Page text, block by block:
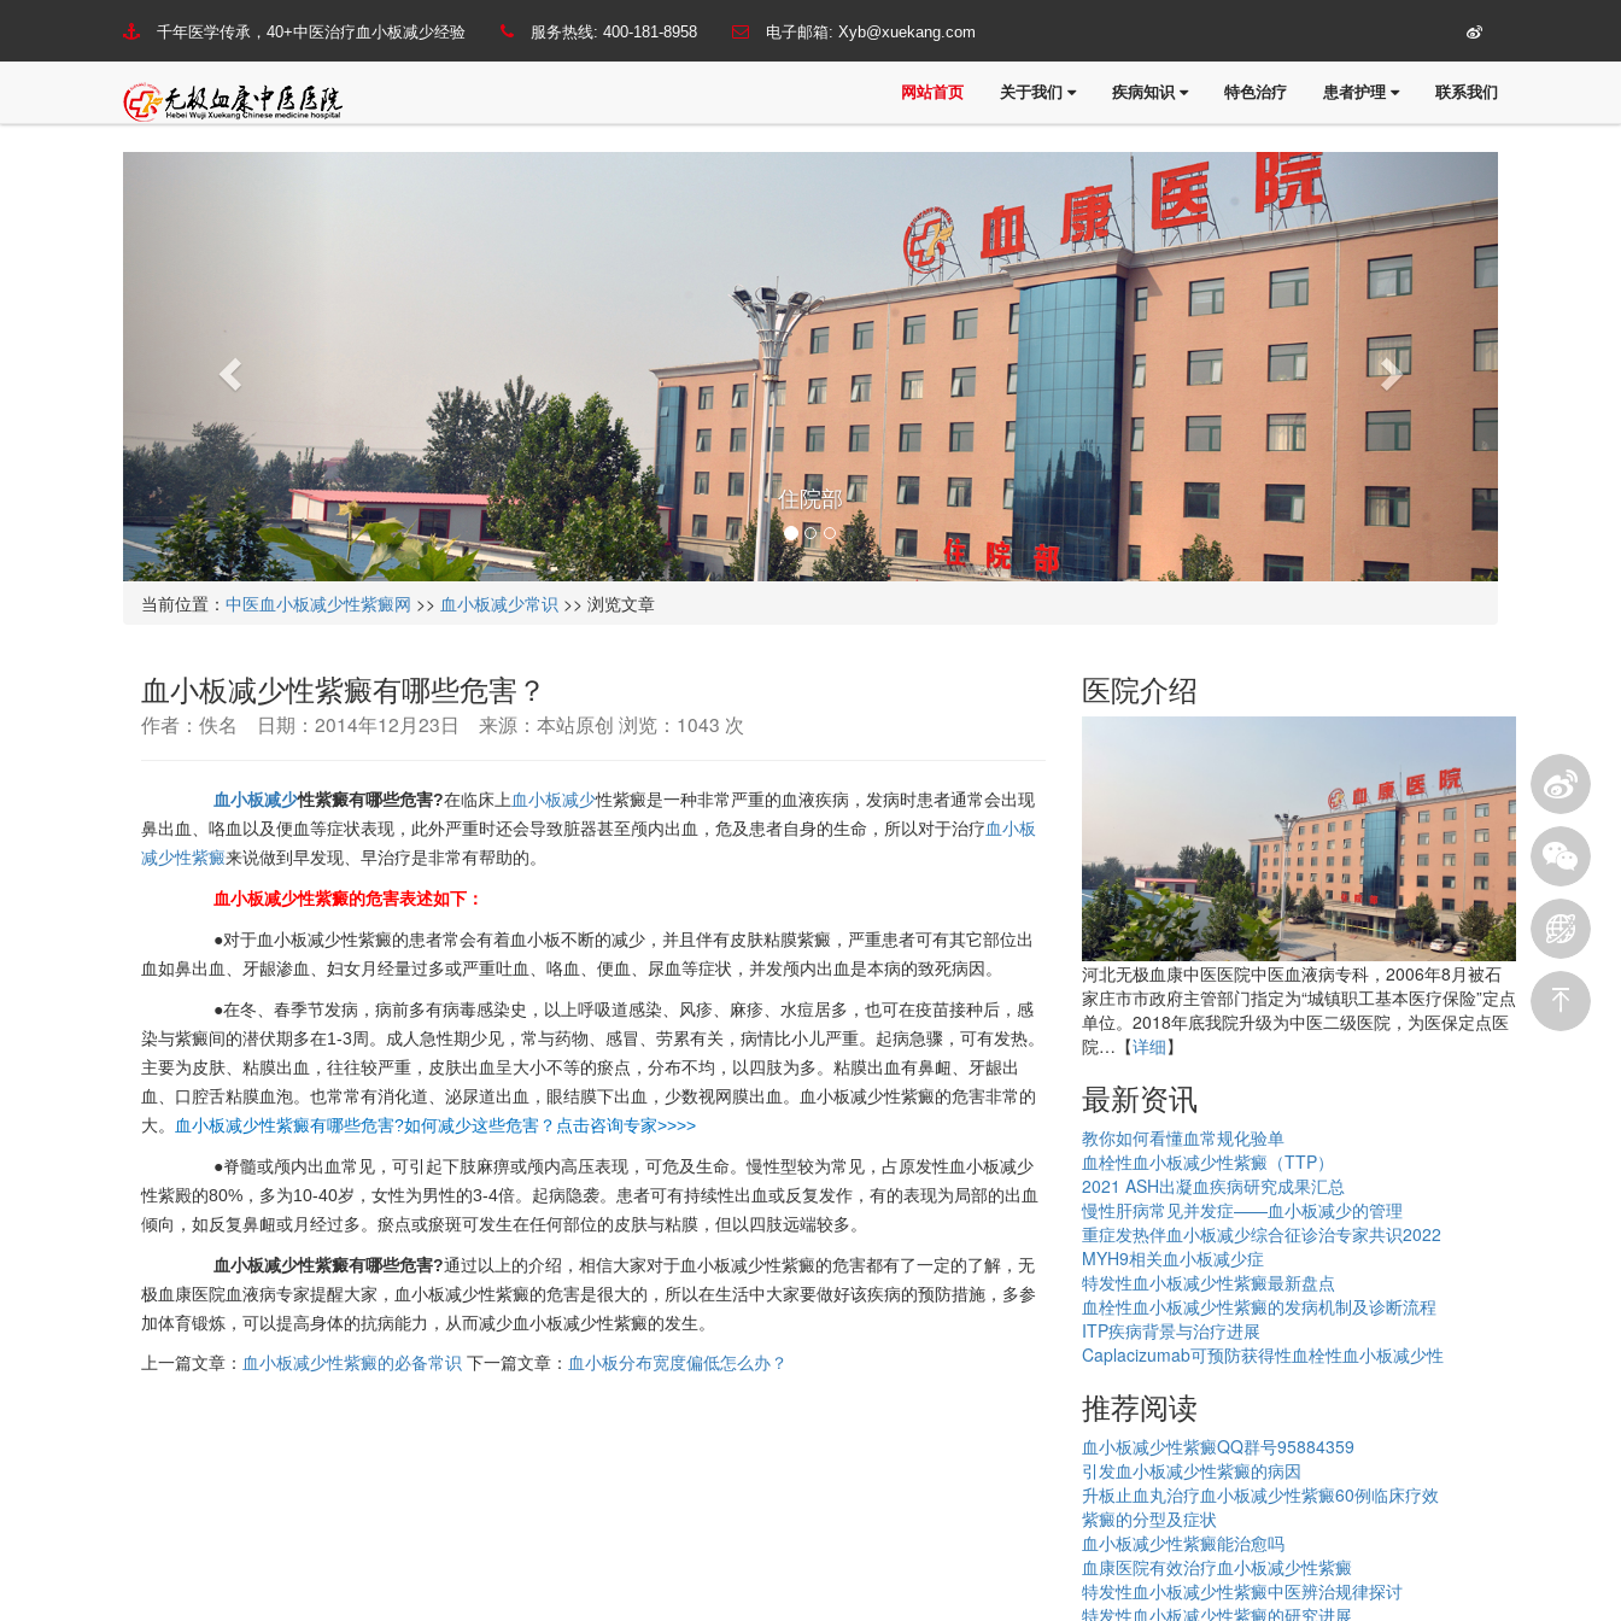
千年医学传承，40+中医治疗血小板减少经验 服务热线: 400-181-8958 电子邮箱: Xyb@xuekang.com
网站首页 关于我们 疾病知识 特色治疗 患者护理 联系我们
住院部
当前位置： 中医血小板减少性紫癜网 >> 血小板减少常识 >> 浏览文章
血小板减少性紫癜有哪些危害？
作者：佚名 日期：2014年12月23日 来源：本站原创 浏览： 1043 次
血小板减少性紫癜有哪些危害?在临床上血小板减少性紫癜是一种非常严重的血液疾病，发病时患者通常会出现
鼻出血、咯血以及便血等症状表现，此外严重时还会导致脏器甚至颅内出血，危及患者自身的生命，所以对于治疗血小板
减少性紫癜来说做到早发现、早治疗是非常有帮助的。
血小板减少性紫癜的危害表述如下：
●对于血小板减少性紫癜的患者常会有着血小板不断的减少，并且伴有皮肤粘膜紫癜，严重患者可有其它部位出
血如鼻出血、牙龈渗血、妇女月经量过多或严重吐血、咯血、便血、尿血等症状，并发颅内出血是本病的致死病因。
●在冬、春季节发病，病前多有病毒感染史，以上呼吸道感染、风疹、麻疹、水痘居多，也可在疫苗接种后，感
染与紫癜间的潜伏期多在1-3周。成人急性期少见，常与药物、感冒、劳累有关，病情比小儿严重。起病急骤，可有发热。
主要为皮肤、粘膜出血，往往较严重，皮肤出血呈大小不等的瘀点，分布不均，以四肢为多。粘膜出血有鼻衄、牙龈出
血、口腔舌粘膜血泡。也常常有消化道、泌尿道出血，眼结膜下出血，少数视网膜出血。血小板减少性紫癜的危害非常的
大。
血小板减少性紫癜有哪些危害?如何减少这些危害？点击咨询专家>>>>
●脊髓或颅内出血常见，可引起下肢麻痹或颅内高压表现，可危及生命。慢性型较为常见，占原发性血小板减少
性紫殿的80%，多为10-40岁，女性为男性的3-4倍。起病隐袭。患者可有持续性出血或反复发作，有的表现为局部的出血
倾向，如反复鼻衄或月经过多。瘀点或瘀斑可发生在任何部位的皮肤与粘膜，但以四肢远端较多。
血小板减少性紫癜有哪些危害?通过以上的介绍，相信大家对于血小板减少性紫癜的危害都有了一定的了解，无
极血康医院血液病专家提醒大家，血小板减少性紫癜的危害是很大的，所以在生活中大家要做好该疾病的预防措施，多参
加体育锻炼，可以提高身体的抗病能力，从而减少血小板减少性紫癜的发生。
上一篇文章： 血小板减少性紫癜的必备常识 下一篇文章： 血小板分布宽度偏低怎么办？
医院介绍
河北无极血康中医医院中医血液病专科，2006年8月被石
家庄市市政府主管部门指定为“城镇职工基本医疗保险”定点
单位。2018年底我院升级为中医二级医院，为医保定点医
院…【详细】
最新资讯
教你如何看懂血常规化验单
血栓性血小板减少性紫癜（TTP）
2021 ASH出凝血疾病研究成果汇总
慢性肝病常见并发症——血小板减少的管理
重症发热伴血小板减少综合征诊治专家共识2022
MYH9相关血小板减少症
特发性血小板减少性紫癜最新盘点
血栓性血小板减少性紫癜的发病机制及诊断流程
ITP疾病背景与治疗进展
Caplacizumab可预防获得性血栓性血小板减少性
推荐阅读
血小板减少性紫癜QQ群号95884359
引发血小板减少性紫癜的病因
升板止血丸治疗血小板减少性紫癜60例临床疗效
紫癜的分型及症状
血小板减少性紫癜能治愈吗
血康医院有效治疗血小板减少性紫癜
特发性血小板减少性紫癜中医辨治规律探讨
特发性血小板减少性紫癜的研究进展